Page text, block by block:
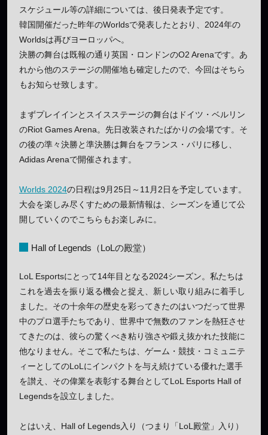
スケジュール等の詳細については、後日発表予定です。
韓国開催だった昨年のWorldsで発表したとおり、2024年の
Worldsは再びヨーロッパへ。
決勝の舞台は既報の通り英国・ロンドンのO2 Arenaです。あ
れから他のステージの開催地も確定したので、今回はそちら
もお知らせ致します。
まずプレイインとスイスステージの舞台はドイツ・ベルリン
のRiot Games Arena。先日改装されたばかりの会場です。そ
の後の準々決勝と準決勝は舞台をフランス・パリに移し、
Adidas Arenaで開催されます。
Worlds 2024の日程は9月25日～11月2日を予定しています。
大会を楽しみ尽くすための最新情報は、シーズンを通じて公
開していくのでこちらもお楽しみに。
Hall of Legends（LoLの殿堂）
LoL Esportsにとって14年目となる2024シーズン。私たちは
これを過去を振り返る機会と捉え、新しい取り組みに着手し
ました。その十余年の歴史を彩ってきたのはいつだって世界
中のプロ選手たちであり、世界中で無数のファンを熱狂させ
てきたのは、彼らの驚くべき粘り強さや鍛え抜かれた技能に
他なりません。そこで私たちは、ゲーム・競技・コミュニテ
ィーとしてのLoLにインパクトを与え続けている優れた選手
を讃え、その偉業を表彰する舞台としてLoL Esports Hall of
Legendsを設立しました。
とはいえ、Hall of Legends入り（つまり「LoL殿堂」入り）